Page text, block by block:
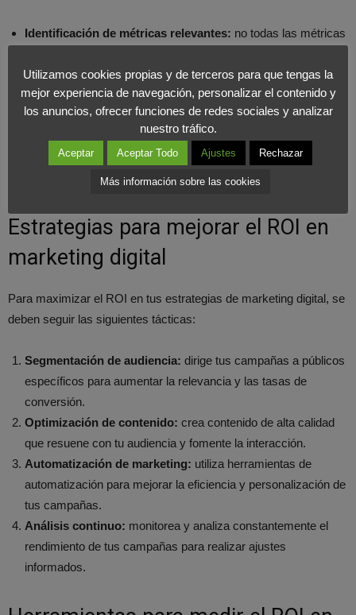
Identificación de métricas relevantes: no todas las métricas
realmente impactan en los objetivos comerciales.
Atribución de conversiones:en entornos multicanal,
determinar qué canal o estrategia llevó a una conversión
Tiempo de retorno:algunas estrategias pueden tardar más
en mostrar resultados, lo que afecta la interpretación del ROI.
Estrategias para mejorar el ROI en
marketing digital
Para maximizar el ROI en tus estrategias de marketing digital, se
deben seguir las siguientes tácticas:
Segmentación de audiencia: dirige tus campañas a públicos
específicos para aumentar la relevancia y las tasas de
conversión.
Optimización de contenido: crea contenido de alta calidad
que resuene con tu audiencia y fomente la interacción.
Automatización de marketing: utiliza herramientas de
automatización para mejorar la eficiencia y personalización de
tus campañas.
Análisis continuo: monitorea y analiza constantemente el
rendimiento de tus campañas para realizar ajustes
informados.
Utilizamos cookies propias y de terceros para que tengas la
mejor experiencia de navegación, personalizar el contenido y
los anuncios, ofrecer funciones de redes sociales y analizar
nuestro tráfico.
Aceptar Aceptar Todo Ajustes Rechazar
Más información sobre las cookies